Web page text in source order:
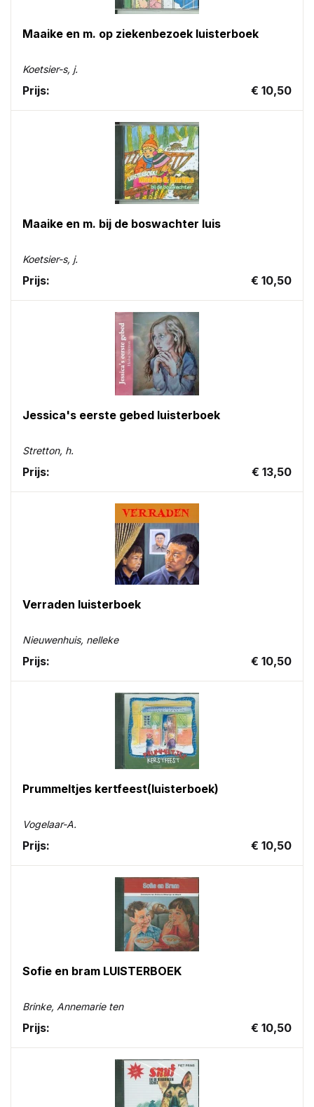
Maaike en m. op ziekenbezoek luisterboek
Koetsier-s, j.
Prijs: € 10,50
Maaike en m. bij de boswachter luis
Koetsier-s, j.
Prijs: € 10,50
Jessica's eerste gebed luisterboek
Stretton, h.
Prijs: € 13,50
Verraden luisterboek
Nieuwenhuis, nelleke
Prijs: € 10,50
Prummeltjes kertfeest(luisterboek)
Vogelaar-A.
Prijs: € 10,50
Sofie en bram LUISTERBOEK
Brinke, Annemarie ten
Prijs: € 10,50